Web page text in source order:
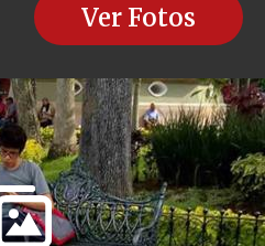
Ver Fotos